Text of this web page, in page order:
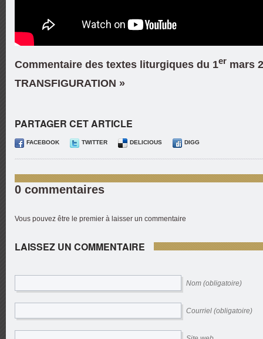
Commentaire des textes liturgiques du 1er mars
TRANSFIGURATION »
PARTAGER CET ARTICLE
FACEBOOK TWITTER DELICIOUS DIGG
0 commentaires
Vous pouvez être le premier à laisser un commentaire
LAISSEZ UN COMMENTAIRE
Nom (obligatoire)
Courriel (obligatoire)